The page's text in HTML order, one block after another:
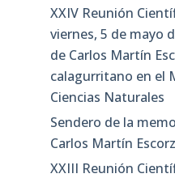
XXIV Reunión
viernes, 5 de mayo
de Carlos Martín
calagurritano en el
Ciencias Naturales
Sendero de la
Carlos Martín
XXIII Reunión